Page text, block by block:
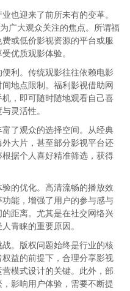
也迎来了前所未有的变革。
广大观众关注的焦点。所谓福
或低价影视资源的平台或服
优质观影体验。
利。传统观影往往依赖电影
地点限制。福利影视借助网
，即可随时随地观看自己喜
灵活性。
了观众的选择空间。从经典
大片，甚至部分影视平台还
据个人喜好精准筛选，获得
的优化。高清流畅的播放效
能，增强了用户的参与感与
距离。尤其是在社交网络兴
青睐的重要原因。
。版权问题始终是行业的核
益的前提下，合理分享影视
模式设计的关键。此外，部
影响用户体验，需要不断提